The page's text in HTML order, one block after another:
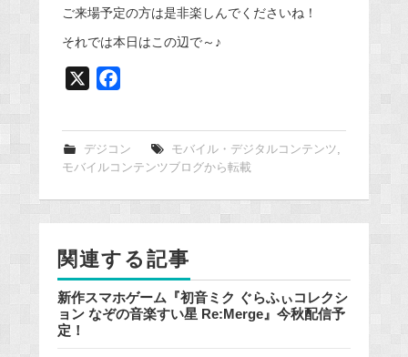
ご来場予定の方は是非楽しんでくださいね！
それでは本日はこの辺で～♪
e
b
o
デジコン モバイル・デジタルコンテンツ,
モバイルコンテンツブログから転載
関連する記事
新作スマホゲーム『初音ミク ぐらふぃコレクシ
ョン なぞの音楽すい星 Re:Merge』今秋配信予
定！